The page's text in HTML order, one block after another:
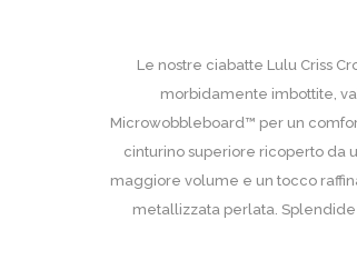
Le nostre ciabatte Lulu Criss
morbidamente imbottite,
Microwobbleboard™ per un
cinturino superiore ricoperto da
maggiore volume e un tocco
metallizzata perlata.